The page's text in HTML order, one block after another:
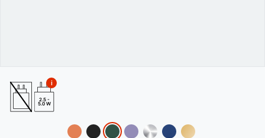
2.5 -
5.0 W